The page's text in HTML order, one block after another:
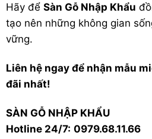
Hãy để Sàn Gỗ Nhập Khẩu
tạo nên những không gian
vững.
Liên hệ ngay để nhận mẫu
đãi nhất!
SÀN GỖ NHẬP KHẨU
Hotline 24/7: 0979.68.11.66